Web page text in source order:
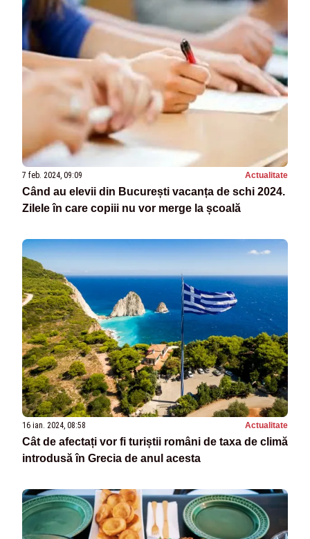
7 feb. 2024, 09:09 Actualitate
Când au elevii din București vacanța de schi 2024.
Zilele în care copiii nu vor merge la școală
16 ian. 2024, 08:58 Actualitate
Cât de afectați vor fi turiștii români de taxa de climă
introdusă în Grecia de anul acesta